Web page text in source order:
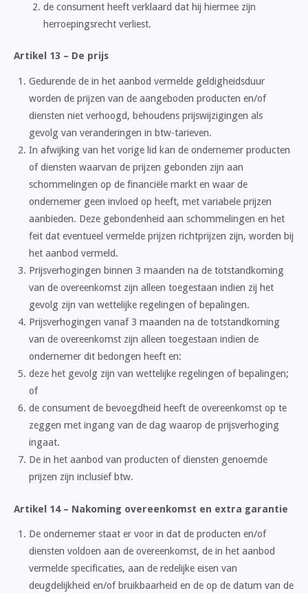
de consument heeft verklaard dat hij hiermee zijn
herroepingsrecht verliest.
Artikel 13 – De prijs
Gedurende de in het aanbod vermelde geldigheidsduur
worden de prijzen van de aangeboden producten en/of
diensten niet verhoogd, behoudens prijswijzigingen als
gevolg van veranderingen in btw-tarieven.
In afwijking van het vorige lid kan de ondernemer producten
of diensten waarvan de prijzen gebonden zijn aan
schommelingen op de financiële markt en waar de
ondernemer geen invloed op heeft, met variabele prijzen
aanbieden. Deze gebondenheid aan schommelingen en het
feit dat eventueel vermelde prijzen richtprijzen zijn, worden bij
het aanbod vermeld.
Prijsverhogingen binnen 3 maanden na de totstandkoming
van de overeenkomst zijn alleen toegestaan indien zij het
gevolg zijn van wettelijke regelingen of bepalingen.
Prijsverhogingen vanaf 3 maanden na de totstandkoming
van de overeenkomst zijn alleen toegestaan indien de
ondernemer dit bedongen heeft en:
deze het gevolg zijn van wettelijke regelingen of bepalingen;
of
de consument de bevoegdheid heeft de overeenkomst op te
zeggen met ingang van de dag waarop de prijsverhoging
ingaat.
De in het aanbod van producten of diensten genoemde
prijzen zijn inclusief btw.
Artikel 14 – Nakoming overeenkomst en extra garantie
De ondernemer staat er voor in dat de producten en/of
diensten voldoen aan de overeenkomst, de in het aanbod
vermelde specificaties, aan de redelijke eisen van
deugdelijkheid en/of bruikbaarheid en de op de datum van de